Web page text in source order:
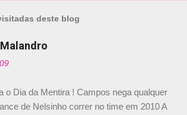
deste blog
o Dia da Mentira ! Campos nega qualquer
de Nelsinho correr no time em 2010 A